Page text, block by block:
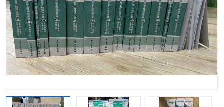
电力图书 煤矿图书
标准图书 铁路建设工程预算定额
电力行业工程预算定额 石油化工安装预算定额
新石油化工检修定额 石油化工概算定额数据
石油建设安装工程预算定 长输管道工程检修维修预